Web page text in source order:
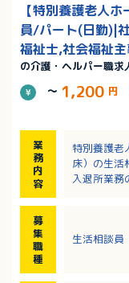
【特別養護老人
員/パート(日勤)|
福祉士,社会福祉
の介護・ヘルパー職求
～ 1,200 円
業
務
内
容
特別養護老
床）の生活
入退所業務
募
集
職
種
生活相談員